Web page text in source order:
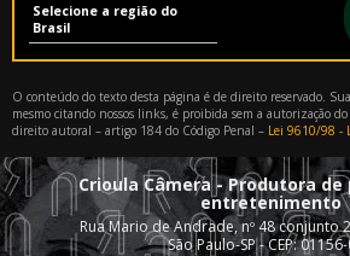
Selecione a região do
Brasil
O conteúdo do texto desta página é de direito reservado.
mesmo citando nossos links, é proibida sem a autorização
direito autoral – artigo 184 do Código Penal – Lei 9610/98 -
Crioula Câmera - Produtora de
entretenimento
Rua Mario de Andrade, nº 48 conjunto
São Paulo-SP - CEP: